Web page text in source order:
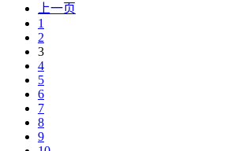
上一页
1
2
3
4
5
6
7
8
9